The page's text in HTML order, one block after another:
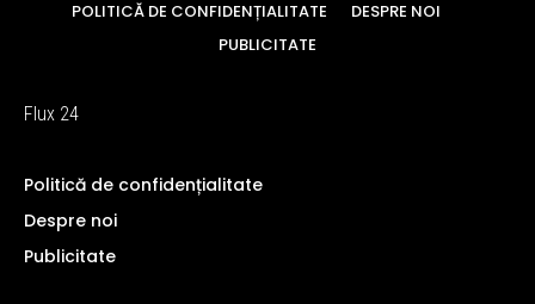
POLITICĂ DE CONFIDENȚIALITATE
DESPRE NOI
PUBLICITATE
Flux 24
Politică de confidențialitate
Despre noi
Publicitate